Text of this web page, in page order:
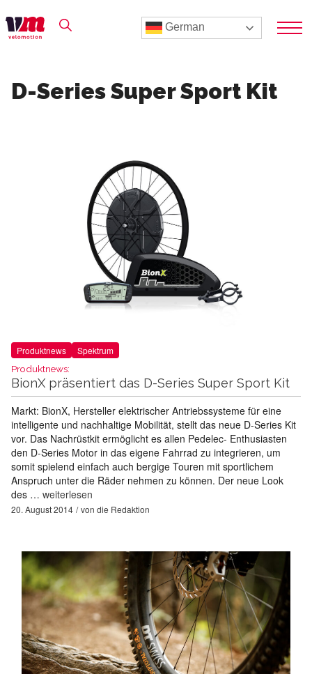
German
D-Series Super Sport Kit
Produktnews Spektrum
Produktnews:
BionX präsentiert das D-Series Super Sport Kit
Markt: BionX, Hersteller elektrischer Antriebssysteme für eine
intelligente und nachhaltige Mobilität, stellt das neue D-Series Kit
vor. Das Nachrüstkit ermöglicht es allen Pedelec- Enthusiasten
den D-Series Motor in das eigene Fahrrad zu integrieren, um
somit spielend einfach auch bergige Touren mit sportlichem
Anspruch unter die Räder nehmen zu können. Der neue Look
des … weiterlesen
20. August 2014 von die Redaktion